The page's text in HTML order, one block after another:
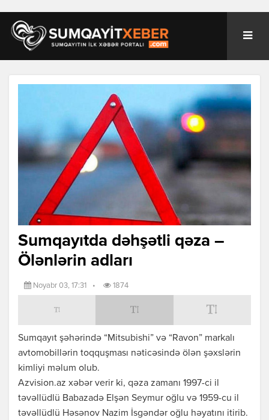
Sumqayıtda dəhşətli qəza –
Ölənlərin adları
Noyabr 03, 17:31 • 1874
Sumqayıt şəhərində “Mitsubishi” və “Ravon” markalı
avtomobillərin toqquşması nəticəsində ölən şəxslərin
kimliyi məlum olub.
Azvision.az xəbər verir ki, qəza zamanı 1997-ci il
təvəllüdlü Babazadə Elşən Seymur oğlu və 1959-cu il
təvəllüdlü Həsənov Nazim İsgəndər oğlu həyatını itirib.